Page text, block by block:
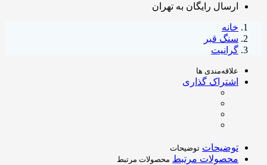
ارسال رایگان به تهران
خانه
سنگ قبر
گرانیت
علاقه‌مندی ها
اشتراک گذاری
توضیحات توضیحات
محصولات مرتبط محصولات مرتبط